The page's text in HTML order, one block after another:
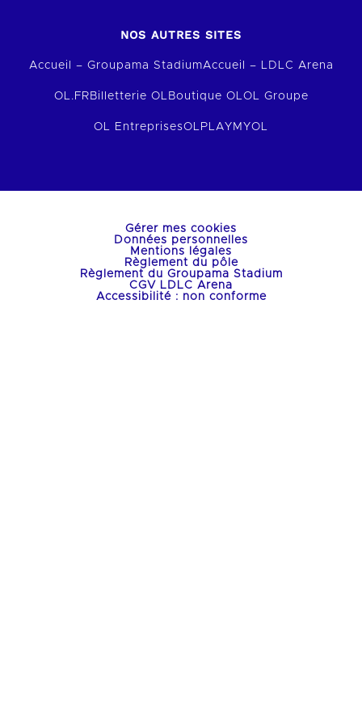
NOS AUTRES SITES
Accueil – Groupama StadiumAccueil – LDLC Arena
OL.FR Billetterie OL Boutique OLOL Groupe
OL EntreprisesOLPLAY MYOL
Gérer mes cookies
Données personnelles
Mentions légales
Règlement du pôle
Règlement du Groupama Stadium
CGV LDLC Arena
Accessibilité : non conforme